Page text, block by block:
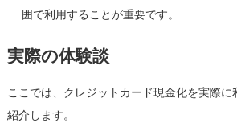
囲で利用することが重要です。
実際の体験談
ここでは、クレジットカード現金化を実際に
紹介します。